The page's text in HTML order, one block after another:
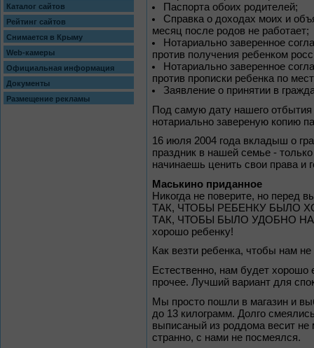
Каталог сайтов
Рейтинг сайтов
Снимается в Крыму
Web-камеры
Официальная информация
Документы
Размещение рекламы
Паспорта обоих родителей;
Справка о доходах моих и
месяц после родов не работает;
Нотариально заверенное
против получения ребенком
Нотариально заверенное
против прописки ребенка по
Заявление о принятии в
Под самую дату нашего отбытия
нотариально завереную копию
16 июля 2004 года вкладыш о
праздник в нашей семье -
начинаешь ценить свои права и
Маськино приданное
Никогда не поверите, но
ТАК, ЧТОБЫ РЕБЕНКУ БЫЛО
ТАК, ЧТОБЫ БЫЛО УДОБНО
хорошо ребенку!
Как везти ребенка, чтобы нам
Естественно, нам будет хорошо
прочее. Лучший вариант для
Мы просто пошли в магазин и
до 13 килограмм. Долго
выписаный из роддома весит не
странно, с нами не посмеялся.